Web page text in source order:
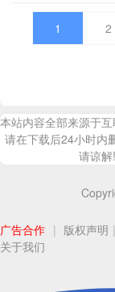
1 2
本站内容全部来源于
请在下载后24小时内
请谅
广告合作 | 版权声明 |
关于我们